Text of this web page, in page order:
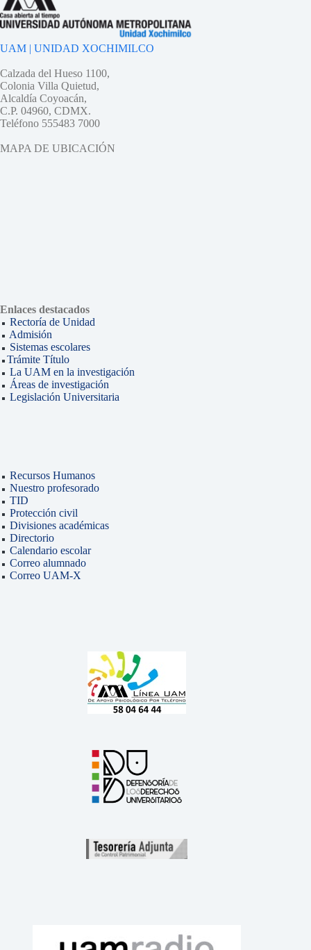
UAM | UNIDAD XOCHIMILCO
Calzada del Hueso 1100,
Colonia Villa Quietud,
Alcaldía Coyoacán,
C.P. 04960, CDMX.
Teléfono 555483 7000
MAPA DE UBICACIÓN
Enlaces destacados
Rectoría de Unidad
Admisión
Sistemas escolares
Trámite Título
La UAM en la investigación
Áreas de investigación
Legislación Universitaria
Recursos Humanos
Nuestro profesorado
TID
Protección civil
Divisiones académicas
Directorio
Calendario escolar
Correo alumnado
Correo UAM-X